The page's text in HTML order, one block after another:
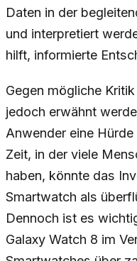
Daten in der
und interpretiert
hilft, informierte
Gegen mögliche
jedoch erwähnt
Anwender eine
Zeit, in der viele
haben, könnte das
Smartwatch als
Dennoch ist es
Galaxy Watch 8 im